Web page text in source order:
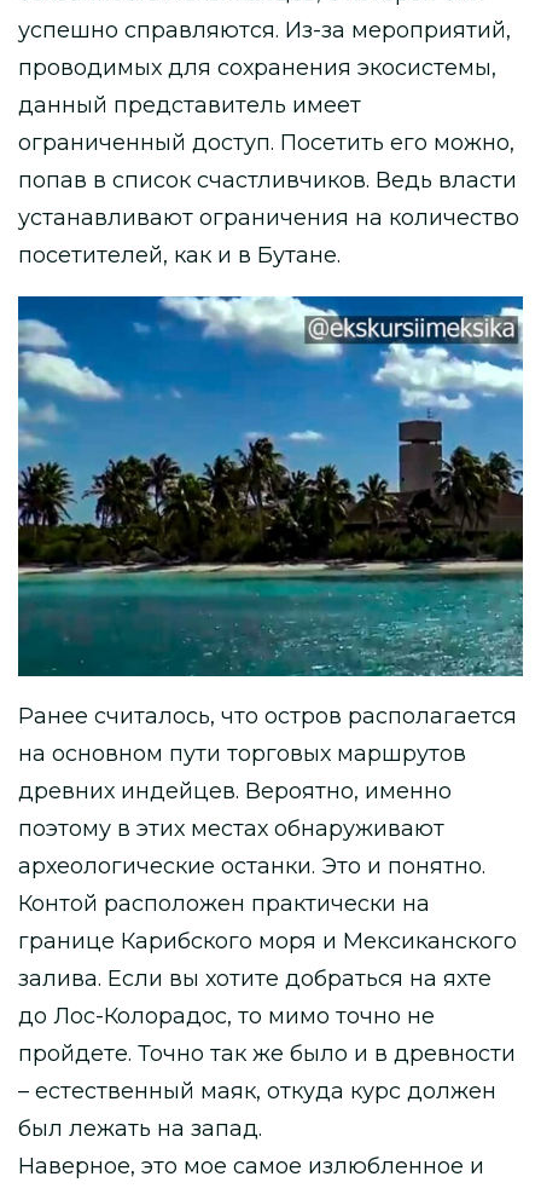
успешно справляются. Из-за мероприятий,
проводимых для сохранения экосистемы,
данный представитель имеет
ограниченный доступ. Посетить его можно,
попав в список счастливчиков. Ведь власти
устанавливают ограничения на количество
посетителей, как и в Бутане.
Ранее считалось, что остров располагается
на основном пути торговых маршрутов
древних индейцев. Вероятно, именно
поэтому в этих местах обнаруживают
археологические останки. Это и понятно.
Контой расположен практически на
границе Карибского моря и Мексиканского
залива. Если вы хотите добраться на яхте
до Лос-Колорадос, то мимо точно не
пройдете. Точно так же было и в древности
– естественный маяк, откуда курс должен
был лежать на запад.
Наверное, это мое самое излюбленное и